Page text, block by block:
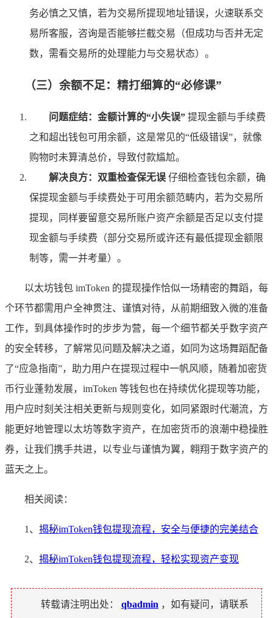
务必慎之又慎，若为交易所提现地址错误，火速联系交
易所客服，咨询是否能够拦截交易（但成功与否并无定
数，需看交易所的处理能力与交易状态）。
（三）余额不足：精打细算的“必修课”
问题症结：金额计算的“小失误” 提现金额与手续费
之和超出钱包可用余额，这是常见的“低级错误”，就像
购物时未算清总价，导致付款尴尬。
解决良方：双重检查保无误 仔细检查钱包余额，确
保提现金额与手续费处于可用余额范畴内，若为交易所
提现，同样要留意交易所账户资产余额是否足以支付提
现金额与手续费（部分交易所或许还有最低提现金额限
制等，需一并考量）。
以太坊钱包 imToken 的提现操作恰似一场精密的舞蹈，每
个环节都需用户全神贯注、谨慎对待，从前期细致入微的准备
工作，到具体操作时的步步为营，每一个细节都关乎数字资产
的安全转移，了解常见问题及解决之道，如同为这场舞蹈配备
了“应急指南”，助力用户在提现过程中一帆风顺，随着加密货
币行业蓬勃发展，imToken 等钱包也在持续优化提现等功能，
用户应时刻关注相关更新与规则变化，如同紧跟时代潮流，方
能更好地管理以太坊等数字资产，在加密货币的浪潮中稳操胜
券，让我们携手共进，以专业与谨慎为翼，翱翔于数字资产的
蓝天之上。
相关阅读：
1、 揭秘imToken钱包提现流程，安全与便捷的完美结合
2、 揭秘imToken钱包提现流程，轻松实现资产变现
转载请注明出处： qbadmin ，如有疑问，请联系